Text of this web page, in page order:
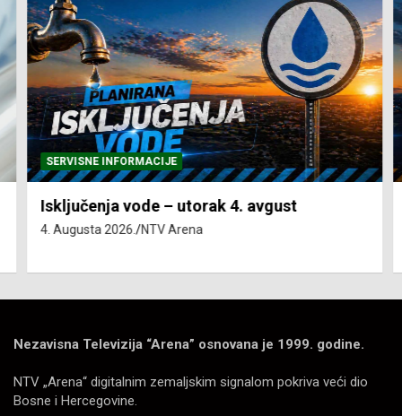
SERVISNE INFORMACIJE
Isključenja vode – utorak 4. avgust
4. Augusta 2026. NTV Arena
Nezavisna Televizija “Arena” osnovana je 1999. godine.
NTV „Arena“ digitalnim zemaljskim signalom pokriva veći dio
Bosne i Hercegovine.